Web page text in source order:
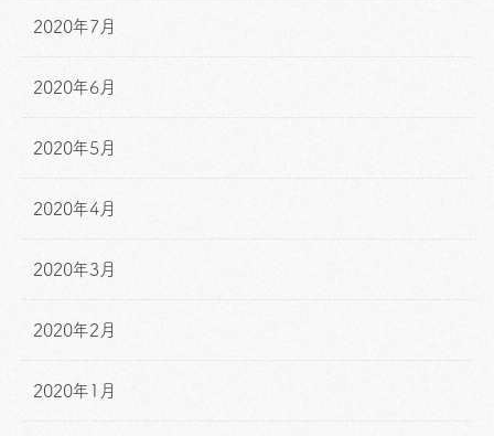
2020年7月
2020年6月
2020年5月
2020年4月
2020年3月
2020年2月
2020年1月